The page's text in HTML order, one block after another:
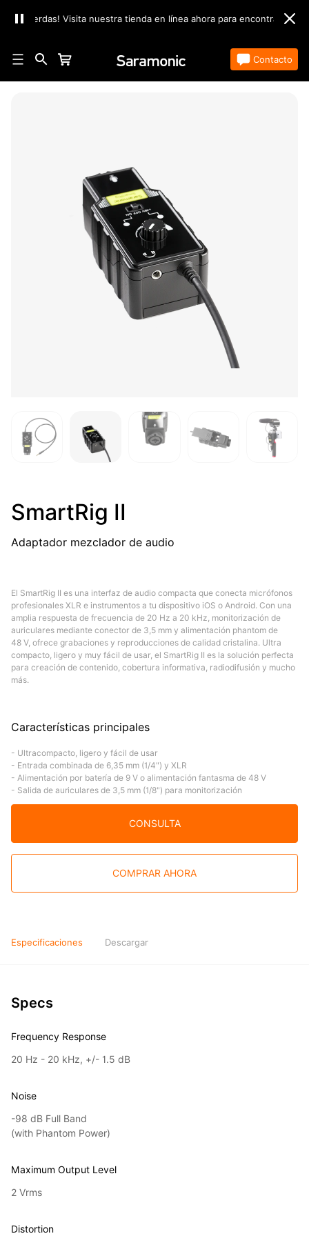
pierdas! Visita nuestra tienda en línea ahora para encontrar los
Contacto
SmartRig II
Adaptador mezclador de audio
El SmartRig II es una interfaz de audio compacta que conecta micrófonos
profesionales XLR e instrumentos a tu dispositivo iOS o Android. Con una
amplia respuesta de frecuencia de 20 Hz a 20 kHz, monitorización de
auriculares mediante conector de 3,5 mm y alimentación phantom de
48 V, ofrece grabaciones y reproducciones de calidad cristalina. Ultra
compacto, ligero y muy fácil de usar, el SmartRig II es la solución perfecta
para creación de contenido, cobertura informativa, radiodifusión y mucho
más.
Características principales
- Ultracompacto, ligero y fácil de usar
- Entrada combinada de 6,35 mm (1/4") y XLR
- Alimentación por batería de 9 V o alimentación fantasma de 48 V
- Salida de auriculares de 3,5 mm (1/8") para monitorización
CONSULTA
COMPRAR AHORA
Especificaciones Descargar
Specs
Frequency Response
20 Hz - 20 kHz, +/- 1.5 dB
Noise
-98 dB Full Band
(with Phantom Power)
Maximum Output Level
2 Vrms
Distortion